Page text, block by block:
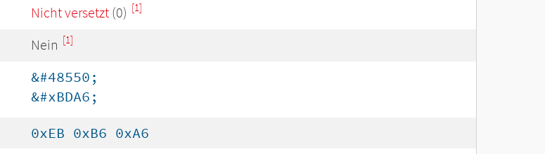
Nicht versetzt (0) [1]
Nein [1]
&#48550;
&#xBDA6;
0xEB 0xB6 0xA6